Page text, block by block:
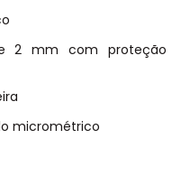
2 mm com proteção
micrométrico